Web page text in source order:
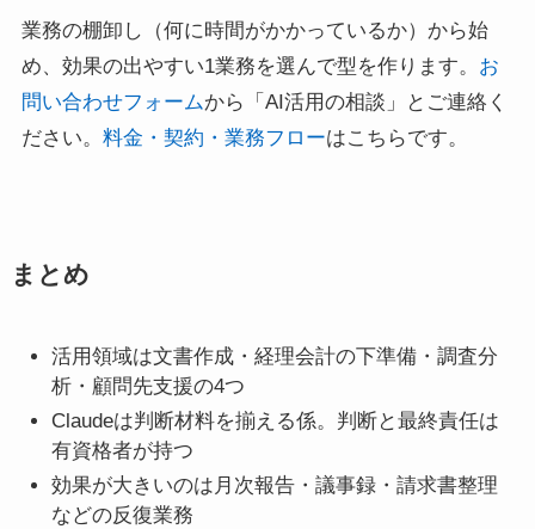
業務の棚卸し（何に時間がかかっているか）から始
め、効果の出やすい1業務を選んで型を作ります。 お
問い合わせフォームから「AI活用の相談」とご連絡く
ださい。 料金・契約・業務フローはこちらです。
まとめ
活用領域は文書作成・経理会計の下準備・調査分
析・顧問先支援の4つ
Claudeは判断材料を揃える係。判断と最終責任は
有資格者が持つ
効果が大きいのは月次報告・議事録・請求書整理
などの反復業務